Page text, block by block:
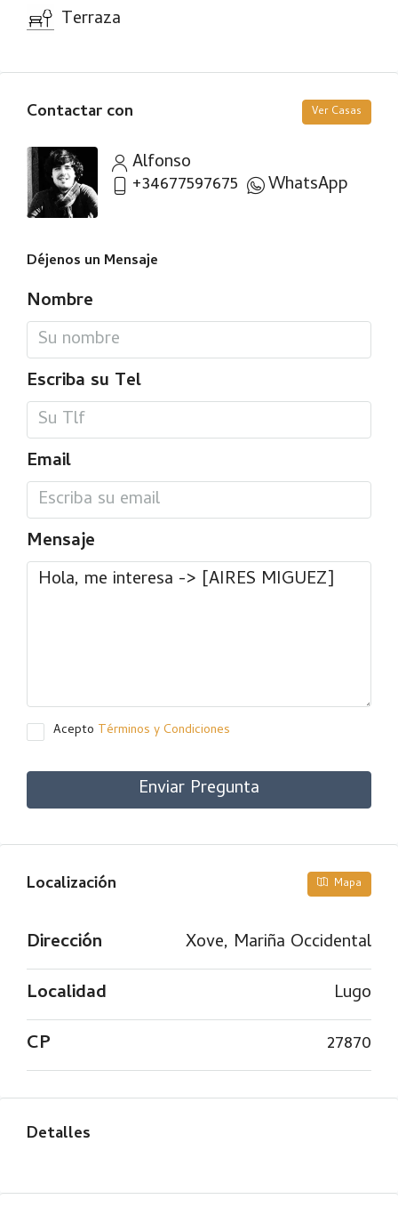
Terraza
Contactar con Ver Casas
Alfonso
+34677597675 WhatsApp
Déjenos un Mensaje
Nombre
Escriba su Tel
Email
Mensaje
Acepto Términos y Condiciones
Enviar Pregunta
Localización Mapa
Dirección
Xove, Mariña Occidental
Localidad
Lugo
CP
27870
Detalles